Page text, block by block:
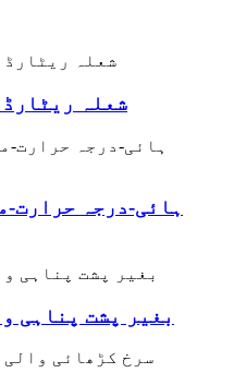
شعلہ
ہائی-درجہ حرارت-
بغیر پشت پناہی